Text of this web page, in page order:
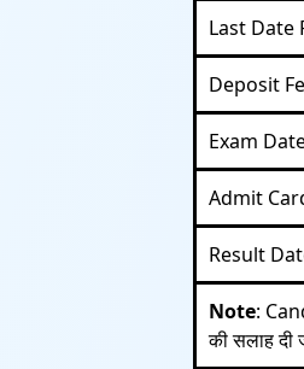
Last Date
Deposit
Exam Date
Admit
Result
Note:
की सलाह दी